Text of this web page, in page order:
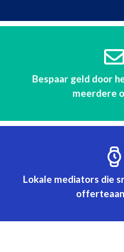
Bespaar geld door
meerdere
Lokale mediators die